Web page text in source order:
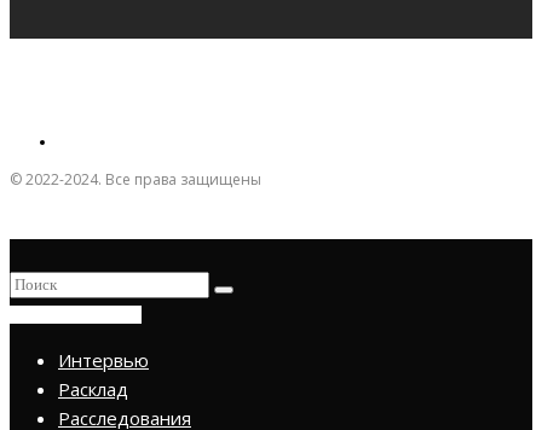
© 2022-2024. Все права защищены
Интервью
Расклад
Расследования